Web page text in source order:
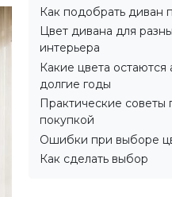
Как подобрать диван
Цвет дивана для
интерьера
Какие цвета остаются
долгие годы
Практические советы
покупкой
Ошибки при выборе
Как сделать выбор